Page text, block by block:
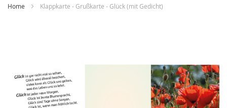
Home Klappkarte - Grußkarte - Glück (mit Gedicht)